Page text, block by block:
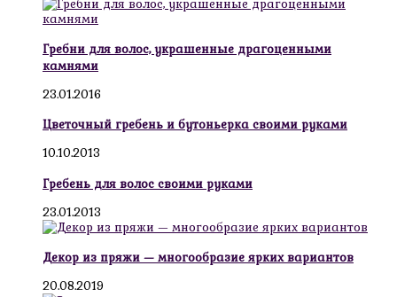
Гребни для волос, украшенные драгоценными
камнями
23.01.2016
Цветочный гребень и бутоньерка своими руками
10.10.2013
Гребень для волос своими руками
23.01.2013
Декор из пряжи — многообразие ярких вариантов
20.08.2019